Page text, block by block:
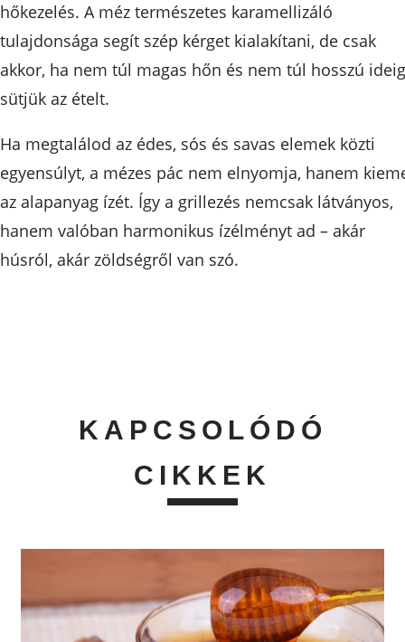
hőkezelés. A méz természetes karamellizáló
tulajdonsága segít szép kérget kialakítani, de csak
akkor, ha nem túl magas hőn és nem túl hosszú ideig
sütjük az ételt.
Ha megtalálod az édes, sós és savas elemek közti
egyensúlyt, a mézes pác nem elnyomja, hanem
az alapanyag ízét. Így a grillezés nemcsak látványos,
hanem valóban harmonikus ízélményt ad – akár
húsról, akár zöldségről van szó.
KAPCSOLÓDÓ
CIKKEK